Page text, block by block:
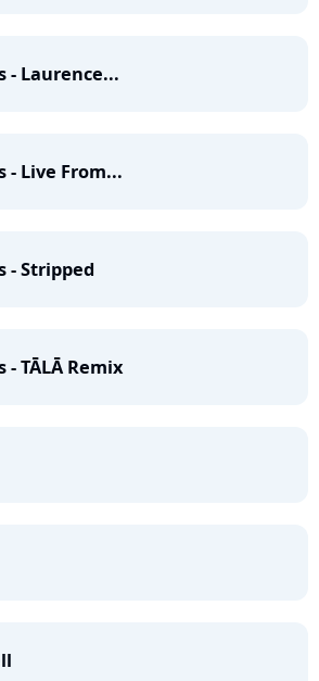
- Laurence...
- Live From...
- Stripped
- TĀLĀ Remix